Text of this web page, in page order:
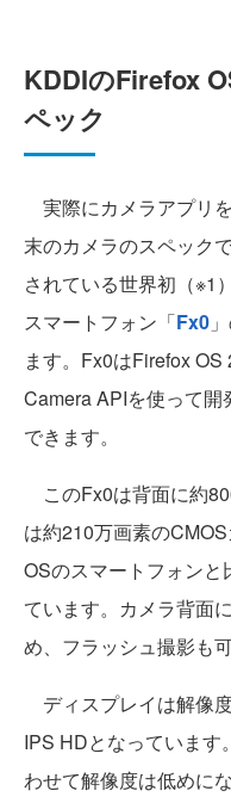
KDDIのFirefox
ペック
実際にカメラアプリ
末のカメラのスペック
されている世界初（※1
スマートフォン「Fx0
ます。Fx0はFirefox OS
Camera APIを使って
できます。
このFx0は背面に約
は約210万画素の
OSのスマートフォン
ています。カメラ背面
め、フラッシュ撮影も可
ディスプレイは解像
IPS HDとなっています
わせて解像度は低めに